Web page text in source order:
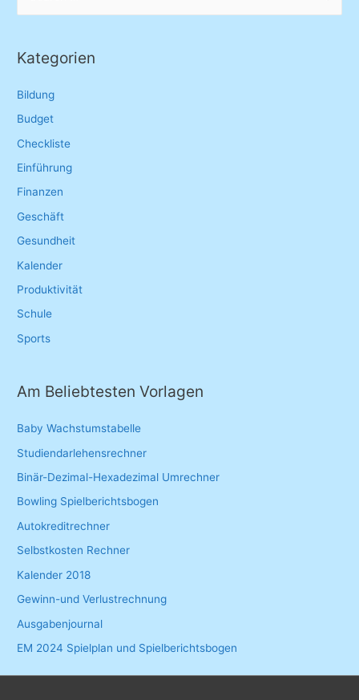
r
h
f
o
Kategorien
Bildung
Budget
Checkliste
Einführung
Finanzen
Geschäft
Gesundheit
Kalender
Produktivität
Schule
Sports
Am Beliebtesten Vorlagen
Baby Wachstumstabelle
Studiendarlehensrechner
Binär-Dezimal-Hexadezimal Umrechner
Bowling Spielberichtsbogen
Autokreditrechner
Selbstkosten Rechner
Kalender 2018
Gewinn-und Verlustrechnung
Ausgabenjournal
EM 2024 Spielplan und Spielberichtsbogen